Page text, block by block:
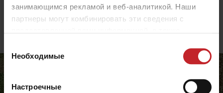
занимающимся рекламой и веб-аналитикой. Наши
партнеры могут комбинировать эти сведения с
вами их сервисов.
согласия
Необходимые
Настроечные
что он также срезает и пожнивные остатки в колее
трактора.